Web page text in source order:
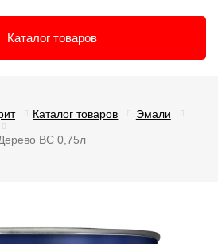
Каталог товаров
Каталог товаров
Эмали
BС 0,75л